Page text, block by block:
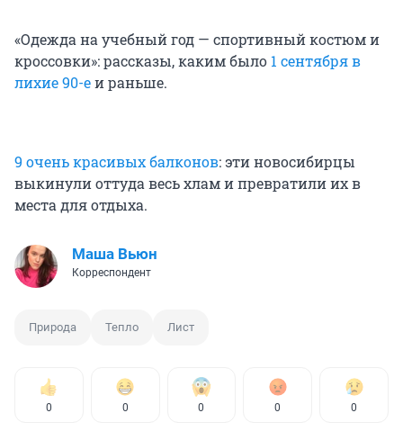
«Одежда на учебный год — спортивный костюм и
кроссовки»: рассказы, каким было 1 сентября в
лихие 90-еи раньше.
9 очень красивых балконов: эти новосибирцы
выкинули оттуда весь хлам и превратили их в
места для отдыха.
Маша Вьюн
Корреспондент
Природа Тепло Лист
0 0 0 0 0